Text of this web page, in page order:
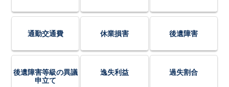
通勤交通費 休業損害 後遺障害
後遺障害等級の異議
申立て
逸失利益 過失割合